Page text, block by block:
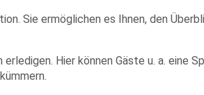
Sie ermöglichen es Ihnen, den
Hier können Gäste u. a. eine